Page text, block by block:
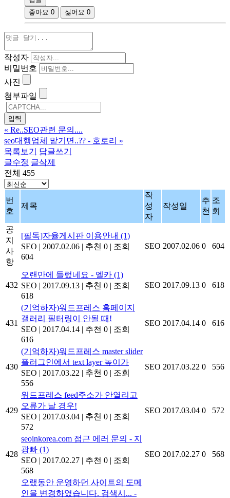
좋아요 0 싫어요 0
작성자
비밀번호
사진
첨부파일
« Re..SEO관련 문의....
seo대행업체 맡기면..?? - 호로리 »
목록보기
답글쓰기
글수정 글삭제
전체 455
번
호
제목
작
성
자
작성일
추
천
조
회
공
지
사
항
[필독]자율게시판 이용안내 (1)
SEO | 2007.02.06 | 추천 0 | 조회
604
SEO 2007.02.06 0 604
432
오랜만에 들렀네요 - 엘카 (1)
SEO | 2017.09.13 | 추천 0 | 조회
618
SEO 2017.09.13 0 618
431
(기억하자)워드프레스 홈페이지
갤러리 필터링이 안될 때!
SEO | 2017.04.14 | 추천 0 | 조회
616
SEO 2017.04.14 0 616
430
(기억하자)워드프레스 master slider
플러그인에서 text layer 높이가
SEO | 2017.03.22 | 추천 0 | 조회
556
SEO 2017.03.22 0 556
429
워드프레스 feed주소가 안열리고
오류가 날 경우!
SEO | 2017.03.04 | 추천 0 | 조회
572
SEO 2017.03.04 0 572
428
seoinkorea.com 접근 에러 문의 - 지
광빠 (1)
SEO | 2017.02.27 | 추천 0 | 조회
568
SEO 2017.02.27 0 568
오랬동안 운영하던 사이트의 도메
인을 변경하였습니다. 검색시... -